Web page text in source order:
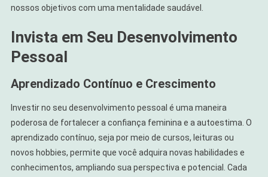
nossos objetivos com uma mentalidade saudável.
Invista em Seu Desenvolvimento
Pessoal
Aprendizado Contínuo e Crescimento
Investir no seu desenvolvimento pessoal é uma maneira
poderosa de fortalecer a confiança feminina e a autoestima. O
aprendizado contínuo, seja por meio de cursos, leituras ou
novos hobbies, permite que você adquira novas habilidades e
conhecimentos, ampliando sua perspectiva e potencial. Cada